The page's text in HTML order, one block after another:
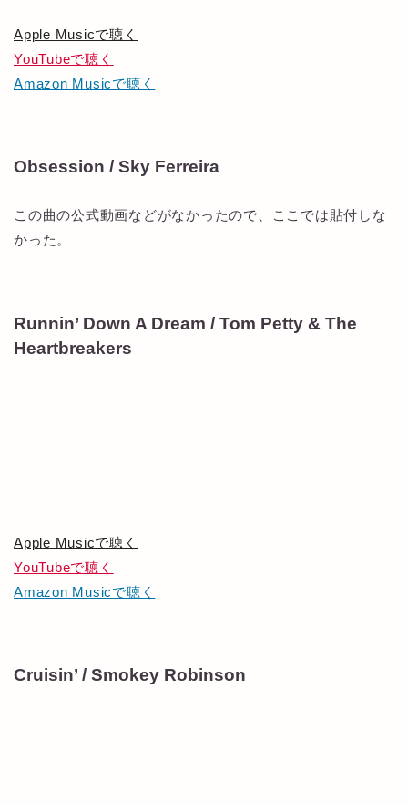
Apple Musicで聴く
YouTubeで聴く
Amazon Musicで聴く
Obsession / Sky Ferreira
この曲の公式動画などがなかったので、ここでは貼付しな
かった。
Runnin’ Down A Dream / Tom Petty & The
Heartbreakers
Apple Musicで聴く
YouTubeで聴く
Amazon Musicで聴く
Cruisin’ / Smokey Robinson